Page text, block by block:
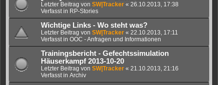
Letzter Beitrag von SW|Tracker « 26.10.2013, 17:38
Verfasst in RP-Stories
Wichtige Links - Wo steht was?
Letzter Beitrag von SW|Tracker « 22.10.2013, 17:11
Verfasst in OOC - Anfragen und Informationen
Trainingsbericht - Gefechtssimulation
Häuserkampf 2013-10-20
Letzter Beitrag von SW|Tracker « 21.10.2013, 21:16
Verfasst in Archiv